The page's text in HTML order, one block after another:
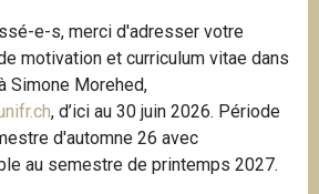
e-s, merci d'adresser votre
motivation et curriculum vitae dans
Simone Morehed,
, d’ici au 30 juin 2026. Période
d'automne 26 avec
au semestre de printemps 2027.